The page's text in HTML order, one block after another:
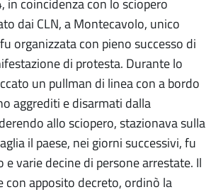
in coincidenza con lo sciopero
dai CLN, a Montecavolo, unico
organizzata con pieno successo di
di protesta. Durante lo
un pullman di linea con a bordo
aggrediti e disarmati dalla
allo sciopero, stazionava sulla
il paese, nei giorni successivi, fu
e varie decine di persone arrestate. Il
con apposito decreto, ordinò la